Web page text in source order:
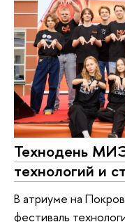
Технодень
технологий и
В атриуме на
фестиваль